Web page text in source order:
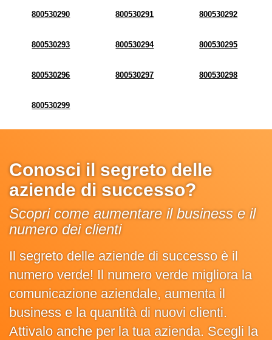
800530290 800530291 800530292
800530293 800530294 800530295
800530296 800530297 800530298
800530299
Conosci il segreto delle
aziende di successo?
Scopri come aumentare il business e il
numero dei clienti
Il segreto delle aziende di successo è il
numero verde! Il numero verde migliora la
comunicazione aziendale, aumenta il
business e la quantità di nuovi clienti.
Attivalo anche per la tua azienda. Scegli la